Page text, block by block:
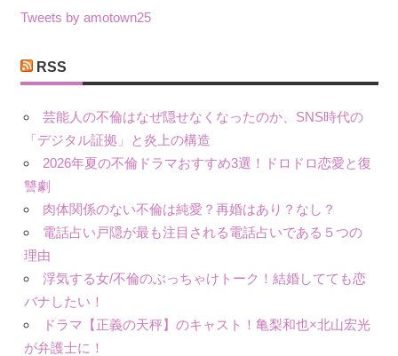
ゴ
ー
Tweets by amotown25
RSS
芸能人の不倫はなぜ隠せなくなったのか、SNS時代の
「デジタル証拠」と炎上の構造
2026年夏の不倫ドラマおすすめ3選！ドロドロ恋愛と復
讐劇
肉体関係のない不倫は純愛？再婚はあり？なし？
電話占い戸隠が最も注目される電話占いである５つの
理由
浮気する女/不倫のぶっちゃけトーク！結婚してても恋
バナしたい！
ドラマ【正義の天秤】のキャスト！亀梨和也×北山宏光
が弁護士に！